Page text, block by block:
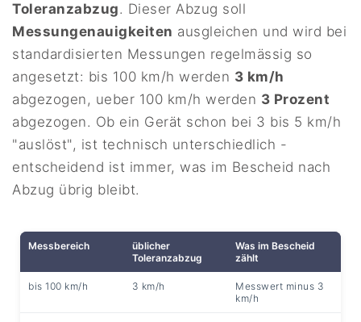
Toleranzabzug. Dieser Abzug soll
Messungenauigkeiten ausgleichen und wird bei
standardisierten Messungen regelmässig so
angesetzt: bis 100 km/h werden 3 km/h
abgezogen, ueber 100 km/h werden 3 Prozent
abgezogen. Ob ein Gerät schon bei 3 bis 5 km/h
"auslöst", ist technisch unterschiedlich -
entscheidend ist immer, was im Bescheid nach
Abzug übrig bleibt.
Messbereich
üblicher
Toleranzabzug
Was im Bescheid
zählt
bis 100 km/h 3 km/h
Messwert minus 3
km/h